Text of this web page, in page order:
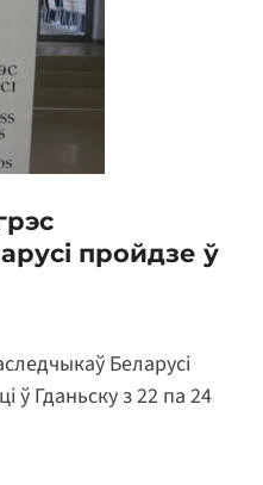
пройдзе ў
Беларусі
ў Гданьску з 22 па 24